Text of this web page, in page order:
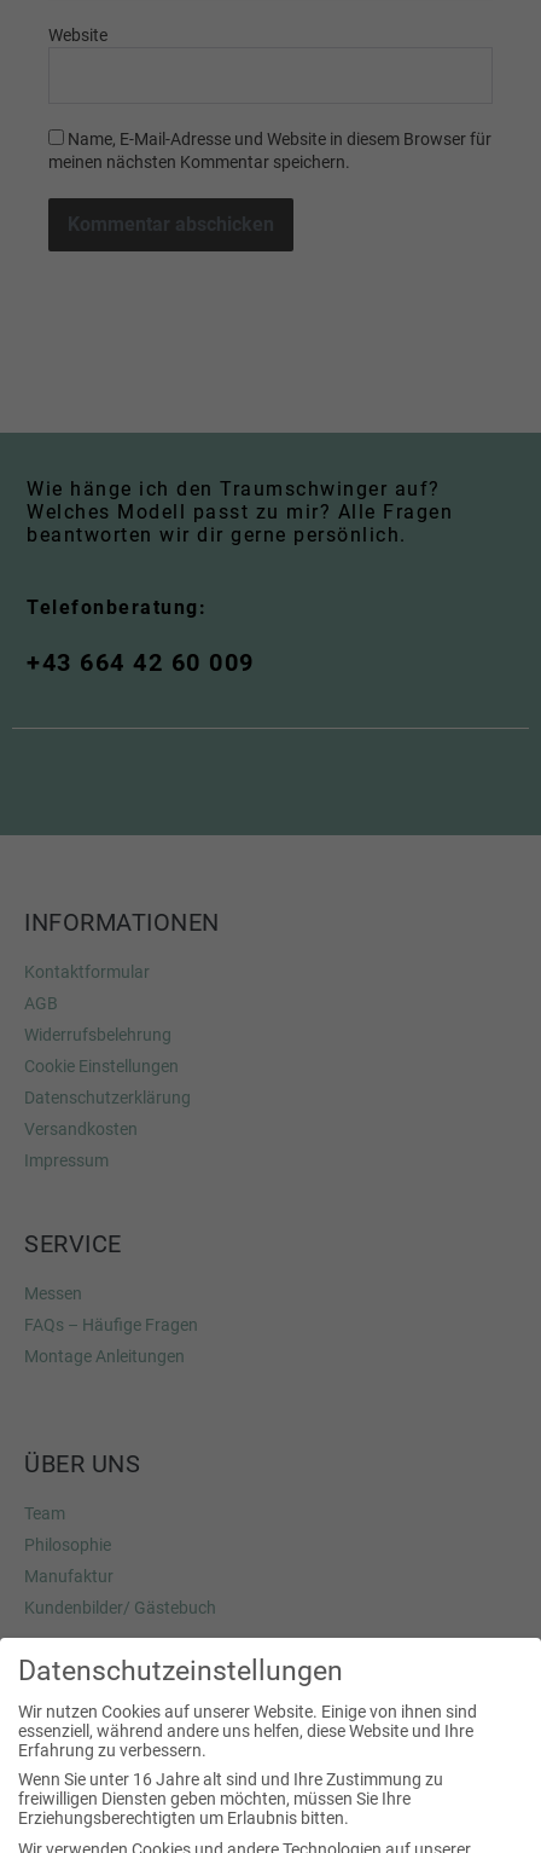
Website
Name, E-Mail-Adresse und Website in diesem Browser für
meinen nächsten Kommentar speichern.
Wie hänge ich den Traumschwinger auf?
Welches Modell passt zu mir? Alle Fragen
beantworten wir dir gerne persönlich.
Telefonberatung:
+43 664 42 60 009
INFORMATIONEN
Kontaktformular
AGB
Widerrufsbelehrung
Cookie Einstellungen
Datenschutzerklärung
Versandkosten
Impressum
SERVICE
Messen
FAQs – Häufige Fragen
Montage Anleitungen
ÜBER UNS
Team
Philosophie
Manufaktur
Kundenbilder/ Gästebuch
Heimstraße 3a
5020 Salzburg
fon:+43 (0) 664 42 60 009
Datenschutzeinstellungen
Wir nutzen Cookies auf unserer Website. Einige von ihnen sind
essenziell, während andere uns helfen, diese Website und Ihre
Erfahrung zu verbessern.
Wenn Sie unter 16 Jahre alt sind und Ihre Zustimmung zu
freiwilligen Diensten geben möchten, müssen Sie Ihre
Erziehungsberechtigten um Erlaubnis bitten.
Wir verwenden Cookies und andere Technologien auf unserer